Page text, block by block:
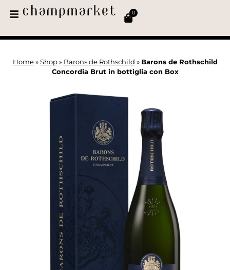
0
Home» Shop» Barons de Rothschild » Barons de Rothschild
Concordia Brut in bottiglia con Box